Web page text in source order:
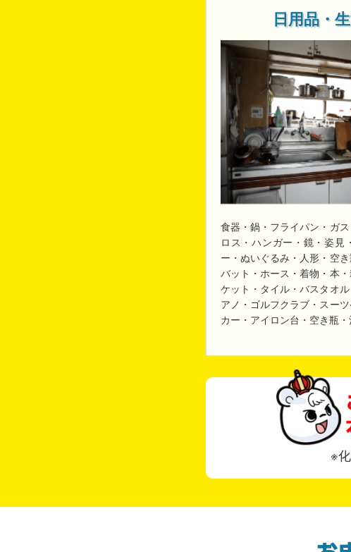
日用品・
食器・鍋・フライパン・ガ
ロス・ハンガー・鏡・姿見
ー・ぬいぐるみ・人形・空
バット・ホース・着物・本
ケット・タイル・バスタオ
アノ・ゴルフクラブ・スー
カー・アイロン台・空き瓶
※